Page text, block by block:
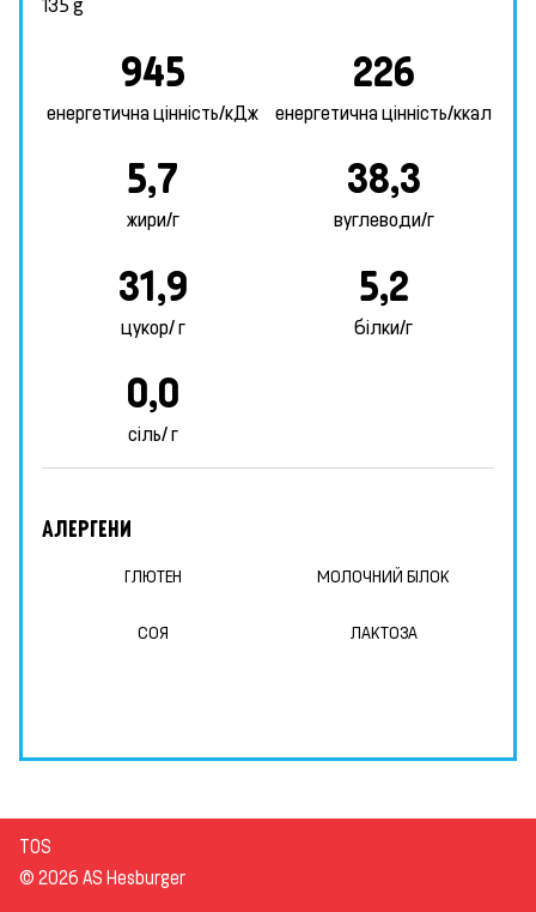
945
енергетична цінність/кДж
226
енергетична цінність/ккал
5,7
жири/г
38,3
вуглеводи/г
31,9
цукор/ г
5,2
білки/г
0,0
сіль/ г
АЛЕРГЕНИ
ГЛЮТЕН МОЛОЧНИЙ БІЛОК
СОЯ ЛАКТОЗА
TOS
© 2026 AS Hesburger